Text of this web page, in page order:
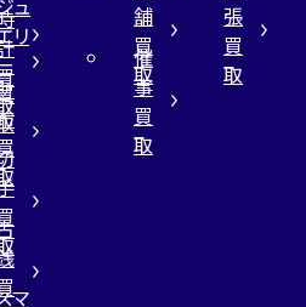
ュ
リ
マ
舗
買
取
張
買
取
催
事
買
取